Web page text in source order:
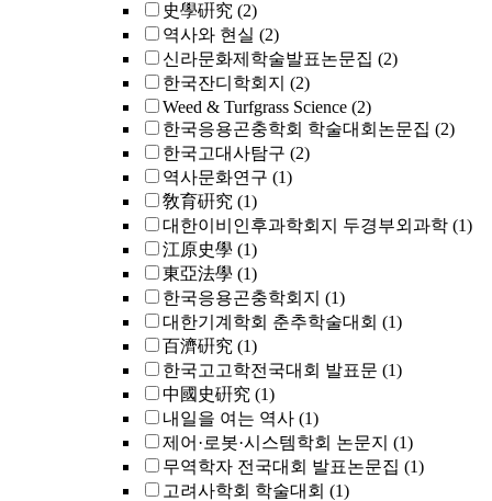
史學硏究 (2)
역사와 현실 (2)
신라문화제학술발표논문집 (2)
한국잔디학회지 (2)
Weed & Turfgrass Science (2)
한국응용곤충학회 학술대회논문집 (2)
한국고대사탐구 (2)
역사문화연구 (1)
敎育硏究 (1)
대한이비인후과학회지 두경부외과학 (1)
江原史學 (1)
東亞法學 (1)
한국응용곤충학회지 (1)
대한기계학회 춘추학술대회 (1)
百濟硏究 (1)
한국고고학전국대회 발표문 (1)
中國史硏究 (1)
내일을 여는 역사 (1)
제어·로봇·시스템학회 논문지 (1)
무역학자 전국대회 발표논문집 (1)
고려사학회 학술대회 (1)